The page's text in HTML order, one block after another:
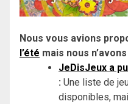
Nous vous avions
l’été mais nous
JeDisJeux a
: Une liste de
disponibles,